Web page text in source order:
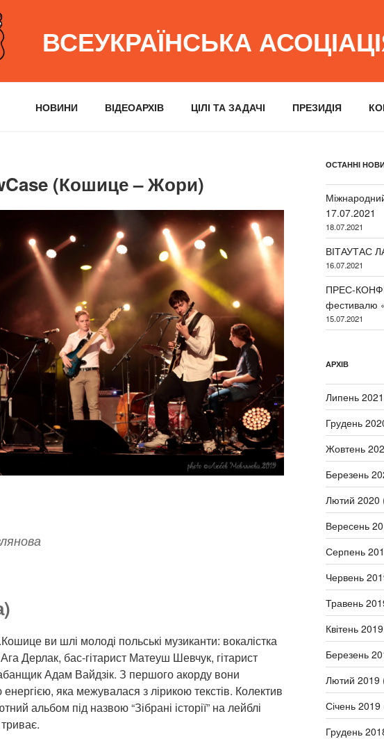
ВСЕУКРАЇНСЬКА
НОВИНИ ВІДЕОАРХІВ ЦІЛІ ТА ЗАДАЧІ ПРЕЗИДІЯ
(Кошице – Жори)
ви шлі молоді польські музиканти: вокалістка
Дерлак, бас-гітарист Матеуш Шевчук, гітарист
Адам Вайдзік. З першого акорду вони
яка межувалася з лірикою текстів. Колектив
альбом під назвою “Зібрані історії” на лейблі
ОСТАННІ
17.07.2021
18.07.2021
ВІТАУТАС
16.07.2021
ПРЕС-
фестивалю
15.07.2021
АРХІВ
Липень 2021
Грудень
Жовтень
Березень
Лютий 2020
Вересень
Серпень
Червень
Травень
Квітень 2019
Березень
Лютий 2019
Січень 2019
Грудень